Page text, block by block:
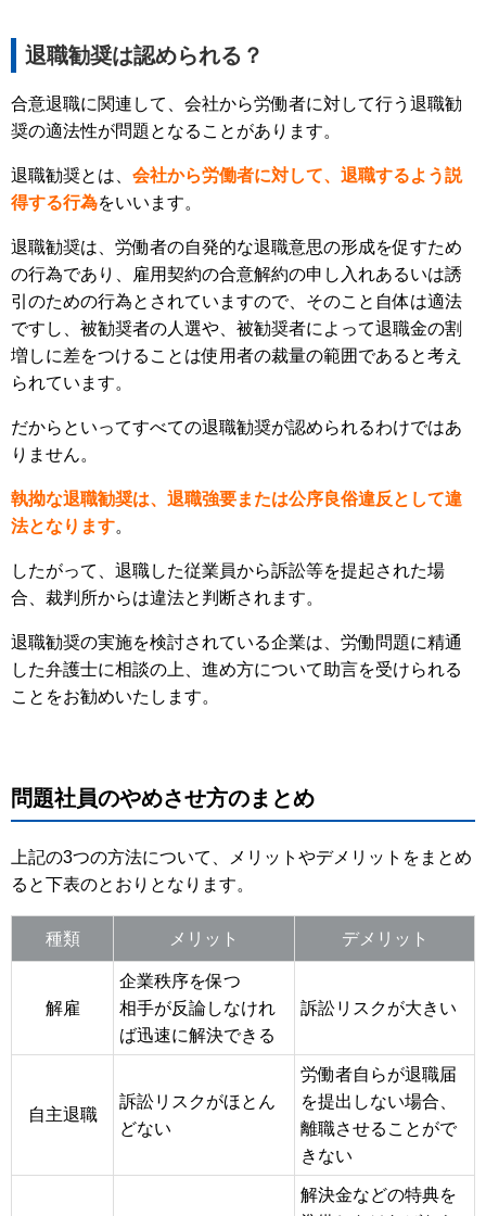
退職勧奨は認められる？
合意退職に関連して、会社から労働者に対して行う退職勧
奨の適法性が問題となることがあります。
退職勧奨とは、 会社から労働者に対して、退職するよう説
得する行為をいいます。
退職勧奨は、労働者の自発的な退職意思の形成を促すため
の行為であり、雇用契約の合意解約の申し入れあるいは誘
引のための行為とされていますので、そのこと自体は適法
ですし、被勧奨者の人選や、被勧奨者によって退職金の割
増しに差をつけることは使用者の裁量の範囲であると考え
られています。
だからといってすべての退職勧奨が認められるわけではあ
りません。
執拗な退職勧奨は、退職強要または公序良俗違反として違
法となります。
したがって、退職した従業員から訴訟等を提起された場
合、裁判所からは違法と判断されます。
退職勧奨の実施を検討されている企業は、労働問題に精通
した弁護士に相談の上、進め方について助言を受けられる
ことをお勧めいたします。
問題社員のやめさせ方のまとめ
上記の3つの方法について、メリットやデメリットをまとめ
ると下表のとおりとなります。
種類 メリット デメリット
解雇
企業秩序を保つ
相手が反論しなけれ
ば迅速に解決できる
訴訟リスクが大きい
自主退職
訴訟リスクがほとん
どない
労働者自らが退職届
を提出しない場合、
離職させることがで
きない
解決金などの特典を